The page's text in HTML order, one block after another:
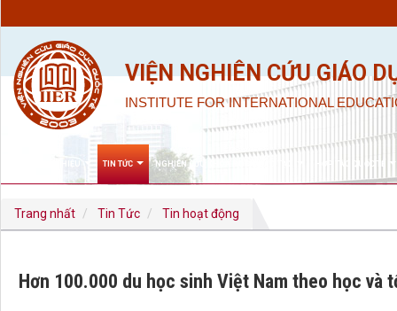
VIỆN NGHIÊN CỨU GIÁO
INSTITUTE FOR INTERNATIONAL
TIN TỨC NGHIÊN CỨU KHOA HỌC & ĐÀO TẠO HỢP TÁC QUỐC TẾ
Trang nhất Tin Tức Tin hoạt động
Hơn 100.000 du học sinh Việt Nam theo học và